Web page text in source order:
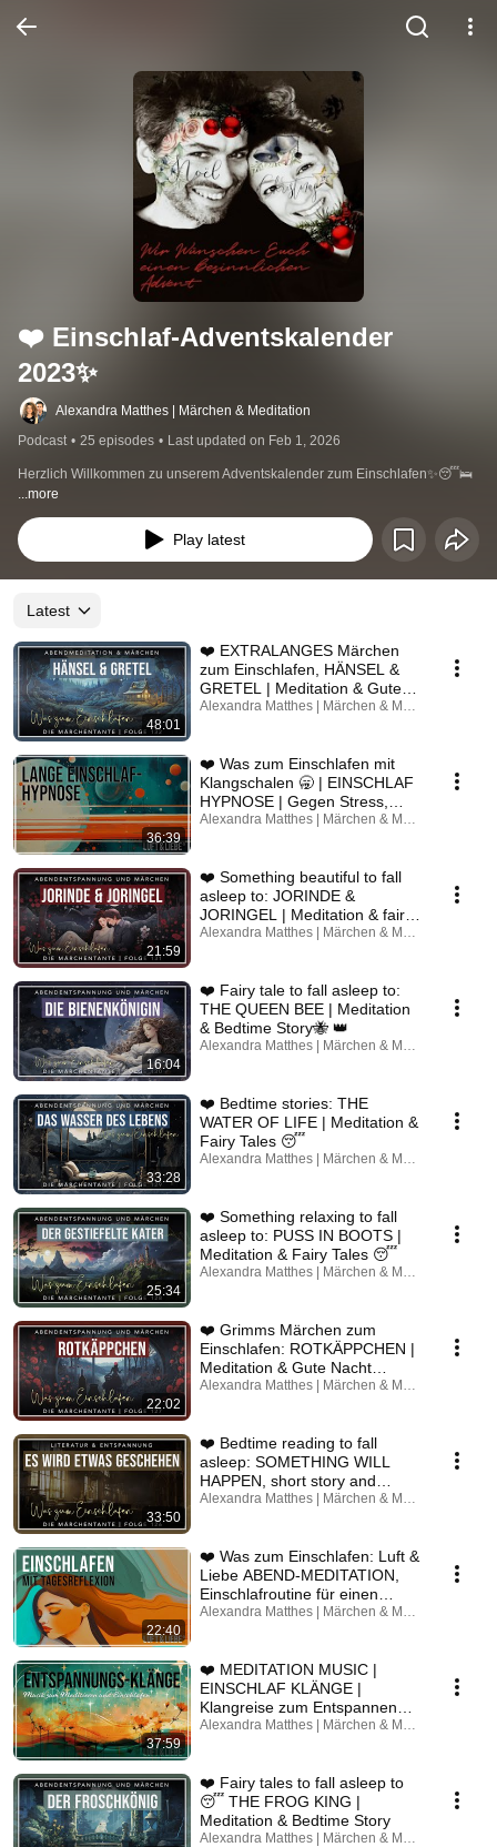
❤️ Einschlaf-Adventskalender
2023✨
Alexandra Matthes | Märchen & Meditation
Podcast • 25 episodes • Last updated on Feb 1, 2026
Herzlich Willkommen zu unserem Adventskalender zum Einschlafen✨😴🛌
...more
Play latest
Latest
48:01
❤️ EXTRALANGES Märchen
zum Einschlafen, HÄNSEL &
GRETEL | Meditation & Gute
Nacht Geschichte 😴
Alexandra Matthes | Märchen & Meditation
36:39
❤️ Was zum Einschlafen mit
Klangschalen 🥱 | EINSCHLAF
HYPNOSE | Gegen Stress,
zum Entspannen
Alexandra Matthes | Märchen & Meditation
21:59
❤️ Something beautiful to fall
asleep to: JORINDE &
JORINGEL | Meditation & fairy
tales for a pea...
Alexandra Matthes | Märchen & Meditation
16:04
❤️ Fairy tale to fall asleep to:
THE QUEEN BEE | Meditation
& Bedtime Story🐝 👑
Alexandra Matthes | Märchen & Meditation
33:28
❤️ Bedtime stories: THE
WATER OF LIFE | Meditation &
Fairy Tales 😴
Alexandra Matthes | Märchen & Meditation
25:34
❤️ Something relaxing to fall
asleep to: PUSS IN BOOTS |
Meditation & Fairy Tales 😴
Alexandra Matthes | Märchen & Meditation
22:02
❤️ Grimms Märchen zum
Einschlafen: ROTKÄPPCHEN |
Meditation & Gute Nacht
Geschichte 😴
Alexandra Matthes | Märchen & Meditation
33:50
❤️ Bedtime reading to fall
asleep: SOMETHING WILL
HAPPEN, short story and
relaxation 😴
Alexandra Matthes | Märchen & Meditation
22:40
❤️ Was zum Einschlafen: Luft &
Liebe ABEND-MEDITATION,
Einschlafroutine für einen
guten Schlaf ✨
Alexandra Matthes | Märchen & Meditation
37:59
❤️ MEDITATION MUSIC |
EINSCHLAF KLÄNGE |
Klangreise zum Entspannen
✨🎶
Alexandra Matthes | Märchen & Meditation
❤️ Fairy tales to fall asleep to
😴 THE FROG KING |
Meditation & Bedtime Story
Alexandra Matthes | Märchen & Meditation